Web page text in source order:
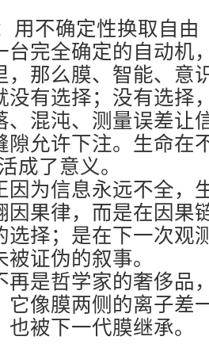
用不确定性换取自由
台完全确定的自动机
，那么膜、智能、
没有选择；没有选择
、混沌、测量误差让
隙允许下注。生命在
成了意义。
因为信息永远不全，
因果律，而是在因果
选择；是在下一次观
证伪的叙事。
再是哲学家的奢侈品
它像膜两侧的离子差
被下一代膜继承。